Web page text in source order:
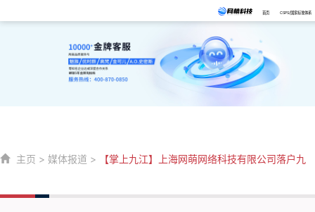
首页 CSPS/国家标准体系
主页 > 媒体报道 > 【掌上九江】上海网萌网络科技有限公司落户九